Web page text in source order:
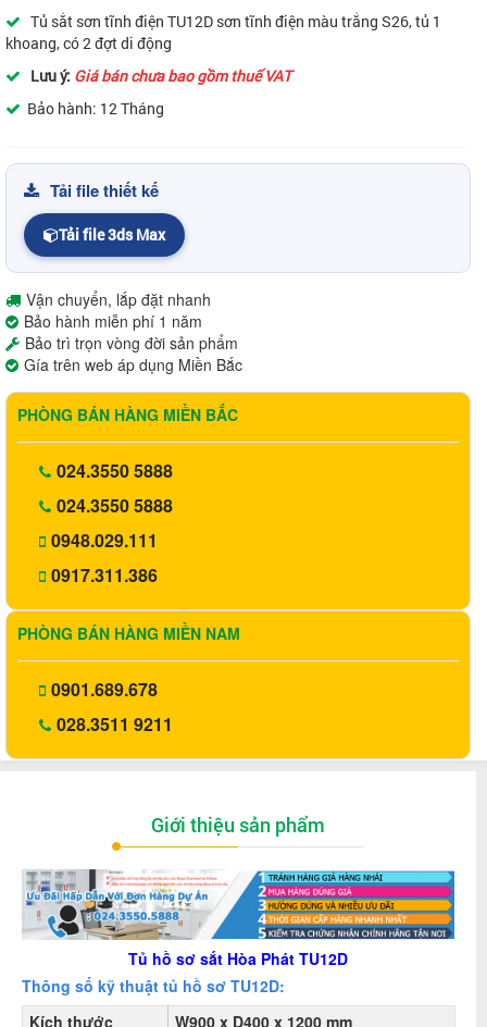
Tủ sắt sơn tĩnh điện TU12D sơn tĩnh điện màu trắng S26, tủ 1
khoang, có 2 đợt di động
Lưu ý: Giá bán chưa bao gồm thuế VAT
Bảo hành: 12 Tháng
Tải file thiết kế
Tải file 3ds Max
Vận chuyển, lắp đặt nhanh
Bảo hành miễn phí 1 năm
Bảo trì trọn vòng đời sản phẩm
Gía trên web áp dụng Miền Bắc
PHÒNG BÁN HÀNG MIỀN BẮC
024.3550 5888
024.3550 5888
0948.029.111
0917.311.386
PHÒNG BÁN HÀNG MIỀN NAM
0901.689.678
028.3511 9211
Giới thiệu sản phẩm
Tủ hồ sơ sắt Hòa Phát TU12D
Thông số kỹ thuật tủ hồ sơ TU12D:
Kích thước
W900 x D400 x 1200 mm